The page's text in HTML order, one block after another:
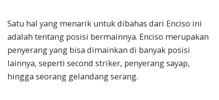
Satu hal yang menarik untuk dibahas dari Enciso ini
adalah tentang posisi bermainnya. Enciso merupakan
penyerang yang bisa dimainkan di banyak posisi
lainnya, seperti second striker, penyerang sayap,
hingga seorang gelandang serang.